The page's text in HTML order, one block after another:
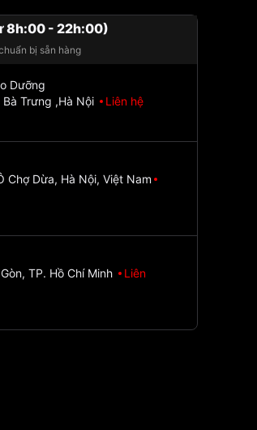
8h:00 - 22h:00)
bị sẵn hàng
Dưỡng
Trưng ,Hà Nội
Liên hệ
Chợ Dừa, Hà Nội, Việt Nam
TP. Hồ Chí Minh
Liên